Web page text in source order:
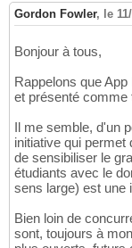
Gordon Fowler, le
Bonjour à tous,
Rappelons que
et présenté comme
Il me semble, d'un
initiative qui permet
de sensibiliser le
étudiants avec le
sens large) est une
Bien loin de
sont, toujours à